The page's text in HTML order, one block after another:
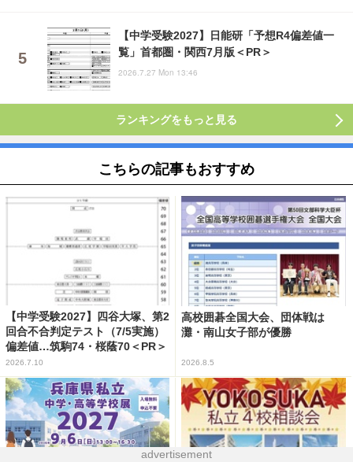
【中学受験2027】日能研「予想R4偏差値一
覧」首都圏・関西7月版＜PR＞
2026.7.27 Mon 13:46
ランキングをもっと見る
こちらの記事もおすすめ
【中学受験2027】四谷大塚、第2
回合不合判定テスト（7/5実施）
偏差値…筑駒74・桜蔭70＜PR＞
2026.7.10
高校囲碁全国大会、団体戦は
灘・南山女子部が優勝
2026.8.5
advertisement